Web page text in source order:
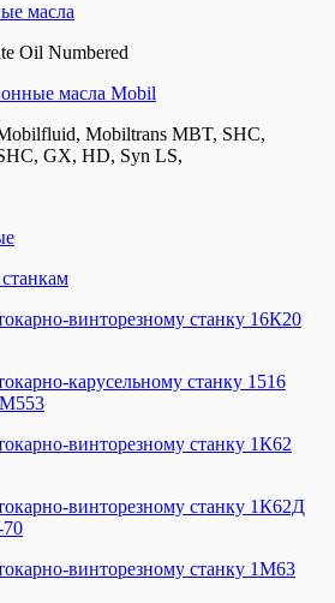
масла
Oil Numbered
масла Mobil
Mobiltrans MBT, SHC,
GX, HD, Syn LS,
винторезному станку 16К20
карусельному станку 1516
винторезному станку 1К62
винторезному станку 1К62Д
винторезному станку 1М63